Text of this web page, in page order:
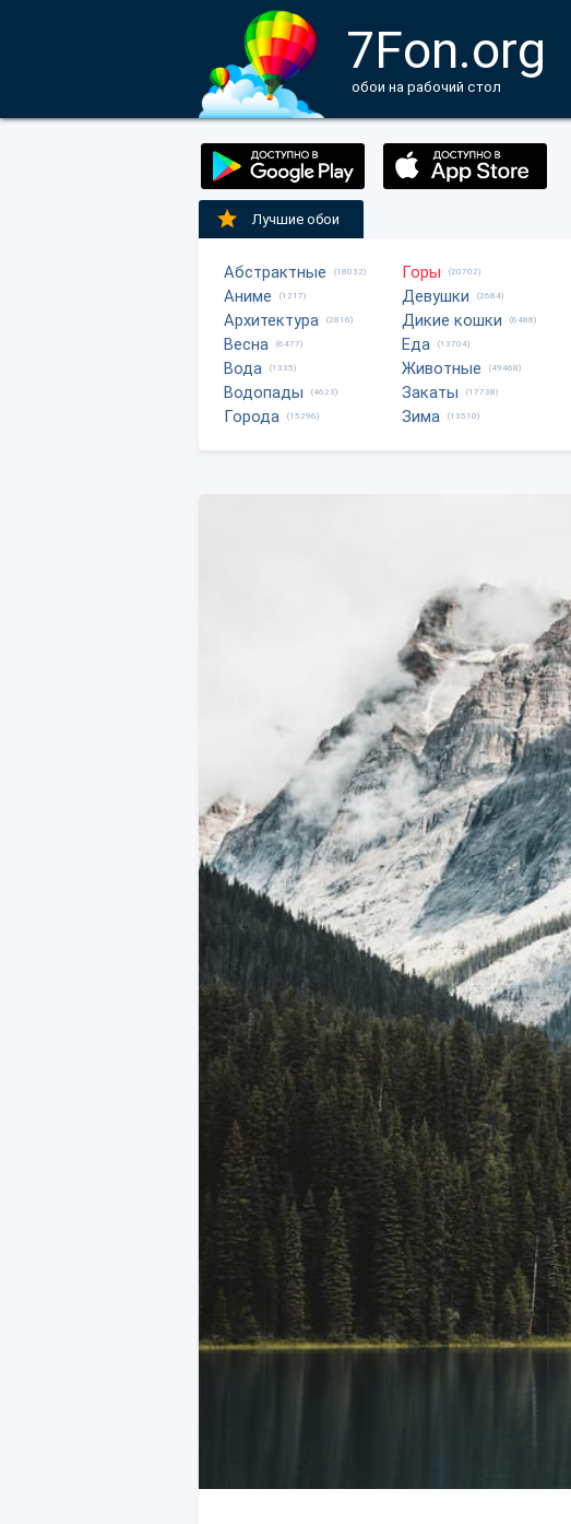
7Fon.org
обои на рабочий стол
Лучшие обои
Абстрактные (18032)
Аниме (1217)
Архитектура (2816)
Весна (6477)
Вода (1335)
Водопады (4623)
Города (15296)
Горы (20702)
Девушки (2684)
Дикие кошки (6488)
Еда (13704)
Животные (49468)
Закаты (17738)
Зима (13510)